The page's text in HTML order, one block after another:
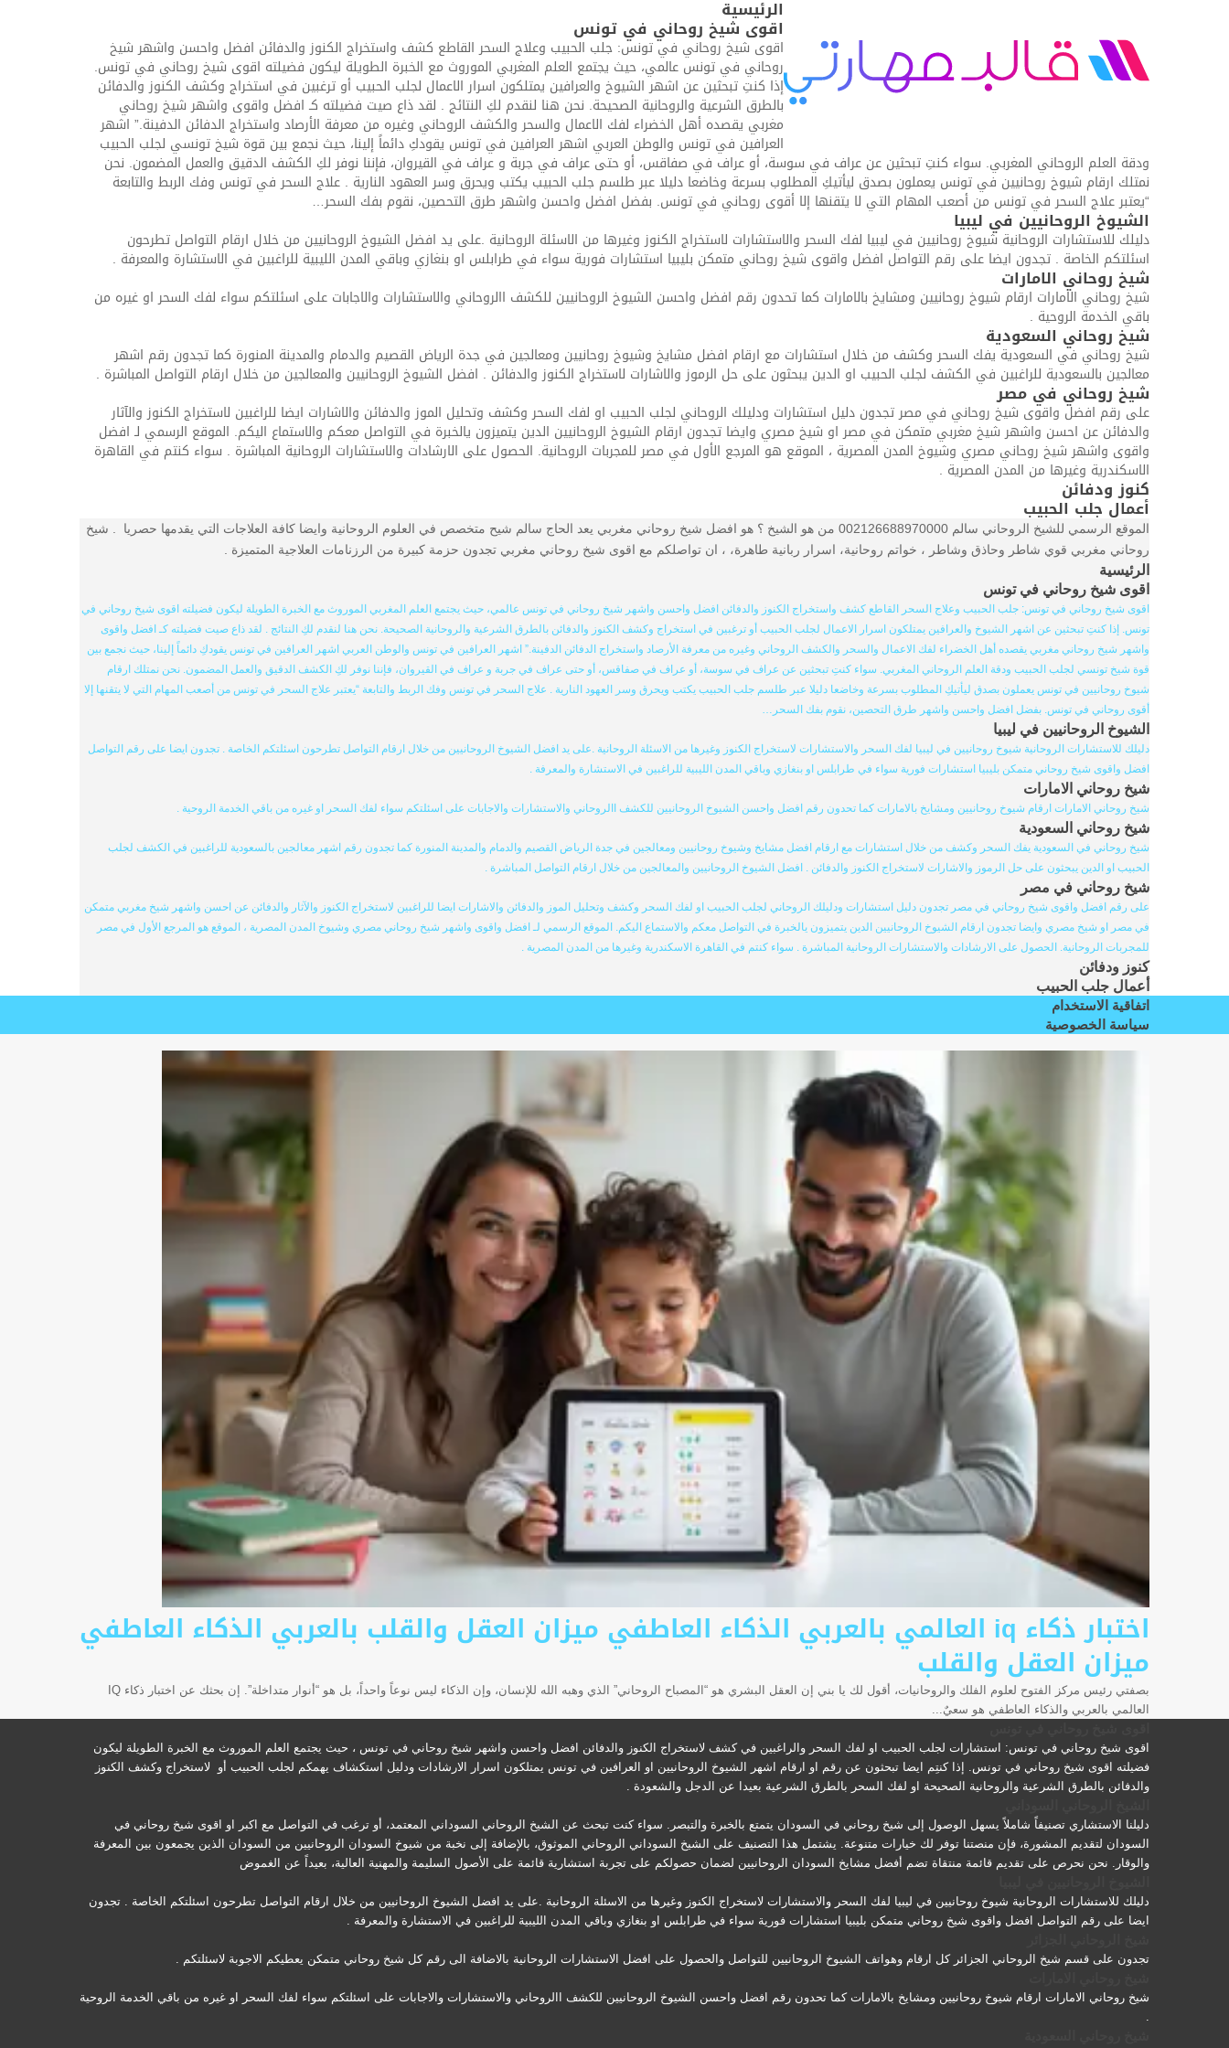
الرئيسية
اقوى شيخ روحاني في تونس
اقوى شيخ روحاني في تونس: جلب الحبيب وعلاج السحر القاطع كشف واستخراج الكنوز والدفائن افضل واحسن واشهر شيخ
روحاني في تونس عالمي، حيث يجتمع العلم المغربي الموروث مع الخبرة الطويلة ليكون فضيلته اقوى شيخ روحاني في تونس.
إذا كنتِ تبحثين عن اشهر الشيوخ والعرافين يمتلكون اسرار الاعمال لجلب الحبيب أو ترغبين في استخراج وكشف الكنوز والدفائن
بالطرق الشرعية والروحانية الصحيحة. نحن هنا لنقدم لكِ النتائج . لقد ذاع صيت فضيلته كـ افضل واقوى واشهر شيخ روحاني
مغربي يقصده أهل الخضراء لفك الاعمال والسحر والكشف الروحاني وغيره من معرفة الأرصاد واستخراج الدفائن الدفينة.” اشهر
العرافين في تونس والوطن العربي اشهر العرافين في تونس يقودكِ دائماً إلينا، حيث نجمع بين قوة شيخ تونسي لجلب الحبيب
ودقة العلم الروحاني المغربي. سواء كنتِ تبحثين عن عراف في سوسة، أو عراف في صفاقس، أو حتى عراف في جربة و عراف في القيروان، فإننا نوفر لكِ الكشف الدقيق والعمل المضمون. نحن
نمتلك ارقام شيوخ روحانيين في تونس يعملون بصدق ليأتيكِ المطلوب بسرعة وخاضعا دليلا عبر طلسم جلب الحبيب يكتب ويحرق وسر العهود النارية . علاج السحر في تونس وفك الربط والتابعة
“يعتبر علاج السحر في تونس من أصعب المهام التي لا يتقنها إلا أقوى روحاني في تونس. بفضل افضل واحسن واشهر طرق التحصين، نقوم بفك السحر…
الشيوخ الروحانيين في ليبيا
دليلك للاستشارات الروحانية شيوخ روحانيين في ليبيا لفك السحر والاستشارات لاستخراج الكنوز وغيرها من الاسئلة الروحانية .على يد افضل الشيوخ الروحانيين من خلال ارقام التواصل تطرحون
اسئلتكم الخاصة . تجدون ايضا على رقم التواصل افضل واقوى شيخ روحاني متمكن بليبيا استشارات فورية سواء في طرابلس او بنغازي وباقي المدن الليبية للراغبين في الاستشارة والمعرفة .
شيخ روحاني الامارات
شيخ روحاني الامارات ارقام شيوخ روحانيين ومشايخ بالامارات كما تحدون رقم افضل واحسن الشيوخ الروحانيين للكشف االروحاني والاستشارات والاجابات على اسئلتكم سواء لفك السحر او غيره من
باقي الخدمة الروحية .
شيخ روحاني السعودية
شيخ روحاني في السعودية يفك السحر وكشف من خلال استشارات مع ارقام افضل مشايخ وشيوخ روحانيين ومعالجين في جدة الرياض القصيم والدمام والمدينة المنورة كما تجدون رقم اشهر
معالجين بالسعودية للراغبين في الكشف لجلب الحبيب او الدين يبحثون على حل الرموز والاشارات لاستخراج الكنوز والدفائن . افضل الشيوخ الروحانيين والمعالجين من خلال ارقام التواصل المباشرة .
شيخ روحاني في مصر
على رقم افضل واقوى شيخ روحاني في مصر تجدون دليل استشارات ودليلك الروحاني لجلب الحبيب او لفك السحر وكشف وتحليل الموز والدفائن والاشارات ايضا للراغبين لاستخراج الكنوز والآثار
والدفائن عن احسن واشهر شيخ مغربي متمكن في مصر او شيخ مصري وايضا تجدون ارقام الشيوخ الروحانيين الدين يتميزون يالخبرة في التواصل معكم والاستماع اليكم. الموقع الرسمي لـ افضل
واقوى واشهر شيخ روحاني مصري وشيوخ المدن المصرية ، الموقع هو المرجع الأول في مصر للمجربات الروحانية. الحصول على الارشادات والاستشارات الروحانية المباشرة . سواء كنتم في القاهرة
الاسكندرية وغيرها من المدن المصرية .
كنوز ودفائن
أعمال جلب الحبيب
الموقع الرسمي للشيخ الروحاني سالم 002126688970000 من هو الشيخ ؟ هو افضل شيخ روحاني مغربي يعد الحاج سالم شيح متخصص في العلوم الروحانية وايضا كافة العلاجات التي يقدمها حصريا . شيخ
روحاني مغربي قوي شاطر وحاذق وشاطر ، خواتم روحانية، اسرار ربانية طاهرة، ، ان تواصلكم مع اقوى شيخ روحاني مغربي تجدون حزمة كبيرة من الرزنامات العلاجية المتميزة .
الرئيسية
اقوى شيخ روحاني في تونس
اقوى شيخ روحاني في تونس: جلب الحبيب وعلاج السحر القاطع كشف واستخراج الكنوز والدفائن افضل واحسن واشهر شيخ روحاني في تونس عالمي، حيث يجتمع العلم المغربي الموروث مع الخبرة الطويلة ليكون فضيلته اقوى شيخ روحاني في
تونس. إذا كنتِ تبحثين عن اشهر الشيوخ والعرافين يمتلكون اسرار الاعمال لجلب الحبيب أو ترغبين في استخراج وكشف الكنوز والدفائن بالطرق الشرعية والروحانية الصحيحة. نحن هنا لنقدم لكِ النتائج . لقد ذاع صيت فضيلته كـ افضل واقوى
واشهر شيخ روحاني مغربي يقصده أهل الخضراء لفك الاعمال والسحر والكشف الروحاني وغيره من معرفة الأرصاد واستخراج الدفائن الدفينة.” اشهر العرافين في تونس والوطن العربي اشهر العرافين في تونس يقودكِ دائماً إلينا، حيث نجمع بين
قوة شيخ تونسي لجلب الحبيب ودقة العلم الروحاني المغربي. سواء كنتِ تبحثين عن عراف في سوسة، أو عراف في صفاقس، أو حتى عراف في جربة و عراف في القيروان، فإننا نوفر لكِ الكشف الدقيق والعمل المضمون. نحن نمتلك ارقام
شيوخ روحانيين في تونس يعملون بصدق ليأتيكِ المطلوب بسرعة وخاضعا دليلا عبر طلسم جلب الحبيب يكتب ويحرق وسر العهود النارية . علاج السحر في تونس وفك الربط والتابعة “يعتبر علاج السحر في تونس من أصعب المهام التي لا يتقنها إلا
أقوى روحاني في تونس. بفضل افضل واحسن واشهر طرق التحصين، نقوم بفك السحر…
الشيوخ الروحانيين في ليبيا
دليلك للاستشارات الروحانية شيوخ روحانيين في ليبيا لفك السحر والاستشارات لاستخراج الكنوز وغيرها من الاسئلة الروحانية .على يد افضل الشيوخ الروحانيين من خلال ارقام التواصل تطرحون اسئلتكم الخاصة . تجدون ايضا على رقم التواصل
افضل واقوى شيخ روحاني متمكن بليبيا استشارات فورية سواء في طرابلس او بنغازي وباقي المدن الليبية للراغبين في الاستشارة والمعرفة .
شيخ روحاني الامارات
شيخ روحاني الامارات ارقام شيوخ روحانيين ومشايخ بالامارات كما تحدون رقم افضل واحسن الشيوخ الروحانيين للكشف االروحاني والاستشارات والاجابات على اسئلتكم سواء لفك السحر او غيره من باقي الخدمة الروحية .
شيخ روحاني السعودية
شيخ روحاني في السعودية يفك السحر وكشف من خلال استشارات مع ارقام افضل مشايخ وشيوخ روحانيين ومعالجين في جدة الرياض القصيم والدمام والمدينة المنورة كما تجدون رقم اشهر معالجين بالسعودية للراغبين في الكشف لجلب
الحبيب او الدين يبحثون على حل الرموز والاشارات لاستخراج الكنوز والدفائن . افضل الشيوخ الروحانيين والمعالجين من خلال ارقام التواصل المباشرة .
شيخ روحاني في مصر
على رقم افضل واقوى شيخ روحاني في مصر تجدون دليل استشارات ودليلك الروحاني لجلب الحبيب او لفك السحر وكشف وتحليل الموز والدفائن والاشارات ايضا للراغبين لاستخراج الكنوز والآثار والدفائن عن احسن واشهر شيخ مغربي متمكن
في مصر او شيخ مصري وايضا تجدون ارقام الشيوخ الروحانيين الدين يتميزون يالخبرة في التواصل معكم والاستماع اليكم. الموقع الرسمي لـ افضل واقوى واشهر شيخ روحاني مصري وشيوخ المدن المصرية ، الموقع هو المرجع الأول في مصر
للمجربات الروحانية. الحصول على الارشادات والاستشارات الروحانية المباشرة . سواء كنتم في القاهرة الاسكندرية وغيرها من المدن المصرية .
كنوز ودفائن
أعمال جلب الحبيب
اتفاقية الاستخدام
سياسة الخصوصية
اختبار ذكاء iq العالمي بالعربي الذكاء العاطفي ميزان العقل والقلب بالعربي الذكاء العاطفي
ميزان العقل والقلب
بصفتي رئيس مركز الفتوح لعلوم الفلك والروحانيات، أقول لك يا بني إن العقل البشري هو “المصباح الروحاني” الذي وهبه الله للإنسان، وإن الذكاء ليس نوعاً واحداً، بل هو “أنوار متداخلة”. إن بحثك عن اختبار ذكاء IQ
العالمي بالعربي والذكاء العاطفي هو سعيٌ...
اقوى شيخ روحاني في تونس: استشارات لجلب الحبيب او لفك السحر والراغبين في كشف لاستخراج الكنوز والدفائن افضل واحسن واشهر شيخ روحاني في تونس ، حيث يجتمع العلم الموروث مع الخبرة الطويلة ليكون
فضيلته اقوى شيخ روحاني في تونس. إذا كنتِم ايضا تبحثون عن رقم او ارقام اشهر الشيوخ الروحانيين او العرافين في تونس يمتلكون اسرار الارشادات ودليل استكشاف يهمكم لجلب الحبيب أو لاستخراج وكشف الكنوز
والدفائن بالطرق الشرعية والروحانية الصحيحة او لفك السحر بالطرق الشرعية بعيدا عن الدجل والشعودة .
دليلنا الاستشاري تصنيفاً شاملاً يسهل الوصول إلى شيخ روحاني في السودان يتمتع بالخبرة والتبصر. سواء كنت تبحث عن الشيخ الروحاني السوداني المعتمد، أو ترغب في التواصل مع اكبر او اقوى شيخ روحاني في
السودان لتقديم المشورة، فإن منصتنا توفر لك خيارات متنوعة. يشتمل هذا التصنيف على الشيخ السوداني الروحاني الموثوق، بالإضافة إلى نخبة من شيوخ السودان الروحانيين من السودان الذين يجمعون بين المعرفة
والوقار. نحن نحرص على تقديم قائمة منتقاة تضم أفضل مشايخ السودان الروحانيين لضمان حصولكم على تجربة استشارية قائمة على الأصول السليمة والمهنية العالية، بعيداً عن الغموض
دليلك للاستشارات الروحانية شيوخ روحانيين في ليبيا لفك السحر والاستشارات لاستخراج الكنوز وغيرها من الاسئلة الروحانية .على يد افضل الشيوخ الروحانيين من خلال ارقام التواصل تطرحون اسئلتكم الخاصة . تجدون
ايضا على رقم التواصل افضل واقوى شيخ روحاني متمكن بليبيا استشارات فورية سواء في طرابلس او بنغازي وباقي المدن الليبية للراغبين في الاستشارة والمعرفة .
تجدون على قسم شيخ الروحاني الجزائر كل ارقام وهواتف الشيوخ الروحانيين للتواصل والحصول على افضل الاستشارات الروحانية بالاضافة الى رقم كل شيخ روحاني متمكن يعطيكم الاجوبة لاسئلتكم .
شيخ روحاني الامارات ارقام شيوخ روحانيين ومشايخ بالامارات كما تحدون رقم افضل واحسن الشيوخ الروحانيين للكشف االروحاني والاستشارات والاجابات على اسئلتكم سواء لفك السحر او غيره من باقي الخدمة الروحية